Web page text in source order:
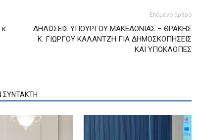
Επόμενο άρθρο
ΔΗΛΩΣΕΙΣ ΥΠΟΥΡΓΟΥ ΜΑΚΕΔΟΝΙΑΣ – ΘΡΑΚΗΣ
Κ. ΓΙΩΡΓΟΥ ΚΑΛΑΝΤΖΗ ΓΙΑ ΔΗΜΟΣΚΟΠΗΣΕΙΣ
ΚΑΙ ΥΠΟΚΛΟΠΕΣ
ΣΥΝΤΑΚΤΗ